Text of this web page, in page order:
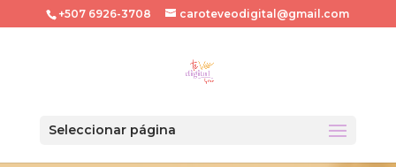
+507 6926-3708 caroteveodigital@gmail.com
Seleccionar página